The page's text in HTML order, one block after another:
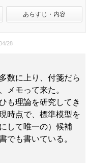
あらすじ・内容
28
数に上り、付箋だら
メモって来た。
も理論を研究してき
時点で、標準模型を
して唯一の）候補
でも書いている。